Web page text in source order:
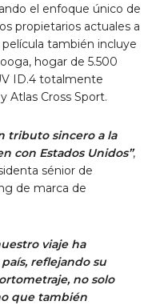
el enfoque único de
propietarios actuales a
también incluye
hogar de 5.500
ID.4 totalmente
Atlas Cross Sport.
tributo sincero a la
con Estados Unidos”,
sénior de
de marca de
viaje ha
reflejando su
no solo
que también